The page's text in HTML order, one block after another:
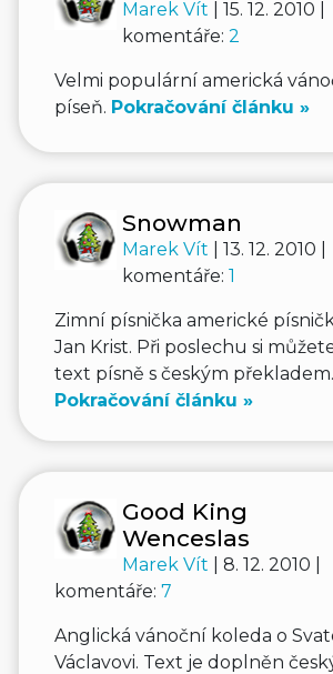
Marek Vít
| 15. 12. 2010 |
komentáře: 2
Velmi populární americká
píseň. Pokračování článku »
Snowman
Marek Vít
| 13. 12. 2010 |
komentáře: 1
Zimní písnička americké
Jan Krist. Při poslechu si
text písně s českým překladem.
Pokračování článku »
Good King
Wenceslas
Marek Vít
| 8. 12. 2010 |
komentáře: 7
Anglická vánoční koleda o
Václavovi. Text je doplněn